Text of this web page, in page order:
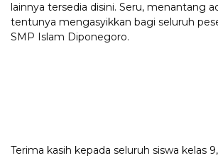
lainnya tersedia disini. Seru, menantang
tentunya mengasyikkan bagi seluruh
SMP Islam Diponegoro.
Terima kasih kepada seluruh siswa kelas